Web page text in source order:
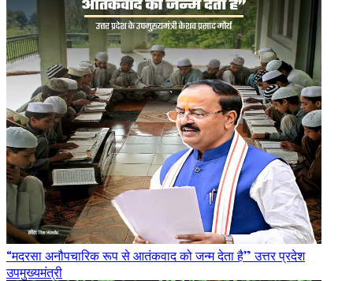
“मदरसा अनौपचारिक रूप से आतंकवाद को जन्म देता है” उत्तर प्रदेश
उपमुख्यमंत्री